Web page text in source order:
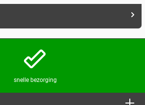
snelle bezorging